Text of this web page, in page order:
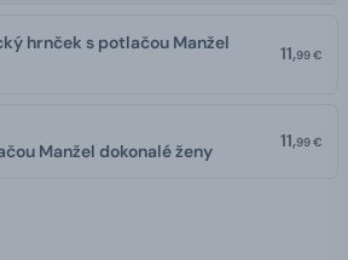
hrnček s potlačou Manžel
11,99 €
Manžel dokonalé ženy 11,99 €